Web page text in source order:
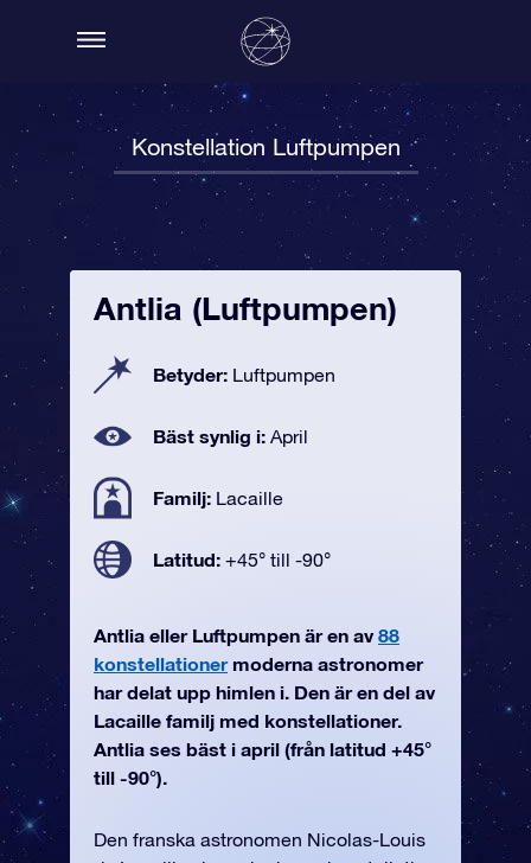
Konstellation Luftpumpen
Antlia (Luftpumpen)
Betyder: Luftpumpen
Bäst synlig i: April
Familj: Lacaille
Latitud: +45° till -90°
Antlia eller Luftpumpen är en av 88
konstellationermoderna astronomer
har delat upp himlen i. Den är en del av
Lacaille familj med konstellationer.
Antlia ses bäst i april (från latitud +45°
till -90°).
Den franska astronomen Nicolas-Louis